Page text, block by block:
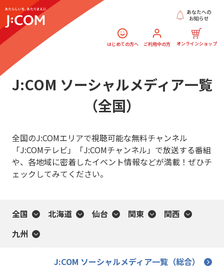
はじめての方へ ご利用中の方 オンラインショップ
あなたへの
お知らせ
J:COM ソーシャルメディア一覧
（全国）
全国のJ:COMエリアで視聴可能な無料チャンネル
「J:COMテレビ」「J:COMチャンネル」で放送する番組
や、各地域に密着したイベント情報などが満載！ぜひチ
ェックしてみてください。
全国 北海道 仙台 関東
関西
九州
J:COM ソーシャルメディア一覧（総合）